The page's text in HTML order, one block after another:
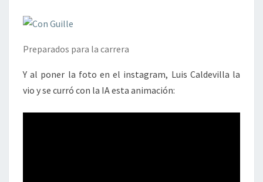
Preparados para la carrera
Y al poner la foto en el instagram, Luis Caldevilla la
vio y se curró con la IA esta animación: